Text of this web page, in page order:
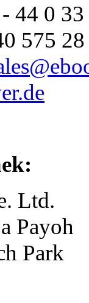
44 0
575 28
Ltd.
Payoh
Park